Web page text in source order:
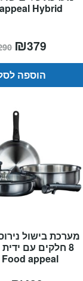
Hybrid
המחיר
המקורי
היה:
₪379
הוא:
הוספה
מערכת בישול
8 חלקים עם
appeal